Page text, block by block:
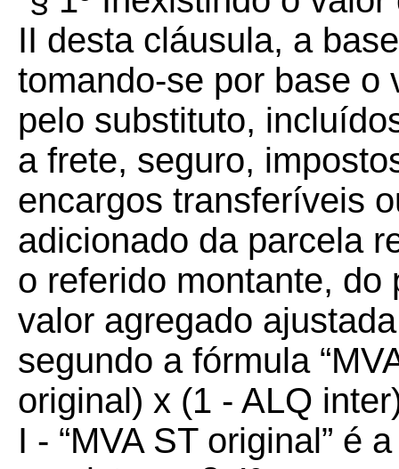
II desta cláusula, a
tomando-se por base o
pelo substituto,
a frete, seguro,
encargos transferíveis
adicionado da parcela
o referido montante, do
valor agregado
segundo a fórmula
original) x (1 - ALQ
I - “MVA ST original” é